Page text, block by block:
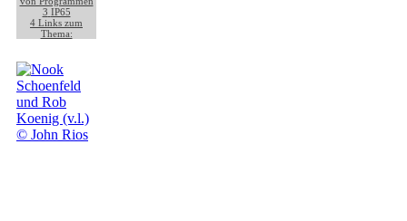
3 IP65
4 Links zum
Thema: